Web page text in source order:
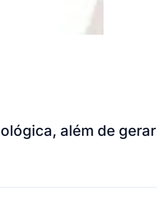
além de gerar